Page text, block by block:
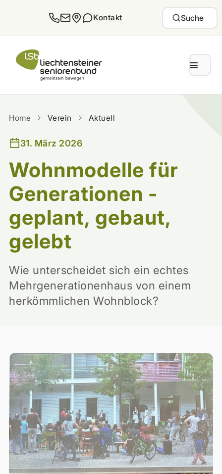
Kontakt Suche
Home Verein Aktuell
31. März 2026
Wohnmodelle für
Generationen -
geplant, gebaut,
gelebt
Wie unterscheidet sich ein echtes
Mehrgenerationenhaus von einem
herkömmlichen Wohnblock?